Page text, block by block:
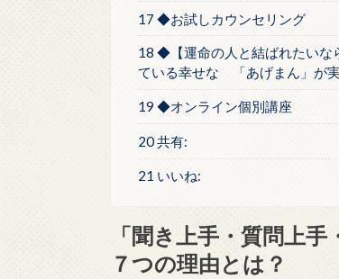
17 ◆お試しカウンセリング
18 ◆【運命の人と結ばれたい
ている幸せな 「あげまん」が
19 ◆オンライン個別講座
20 共有:
21 いいね:
「聞き上手・質問上
７つの理由とは？